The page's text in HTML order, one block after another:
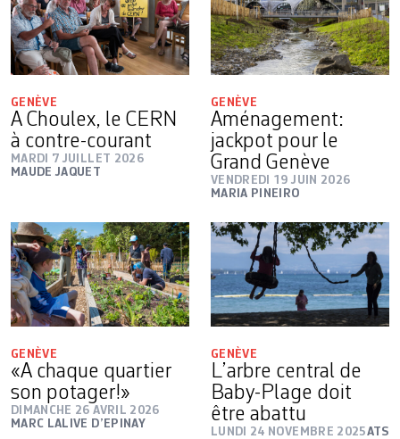
GENÈVE
A Choulex, le CERN
à contre-courant
MARDI 7 JUILLET 2026
MAUDE JAQUET
GENÈVE
Aménagement:
jackpot pour le
Grand Genève
VENDREDI 19 JUIN 2026
MARIA PINEIRO
GENÈVE
«A chaque quartier
son potager!»
DIMANCHE 26 AVRIL 2026
MARC LALIVE D’EPINAY
GENÈVE
L’arbre central de
Baby-Plage doit
être abattu
LUNDI 24 NOVEMBRE 2025ATS